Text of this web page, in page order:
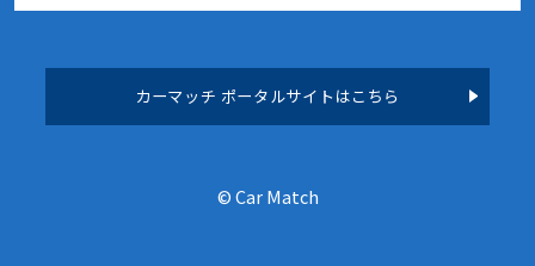
カーマッチ ポータルサイトはこちら
© Car Match